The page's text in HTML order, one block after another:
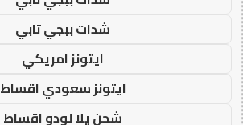
شدات ببجي تابي
ايتونز امريكي
ايتونز سعودي اقساط
شحن يلا لودو اقساط